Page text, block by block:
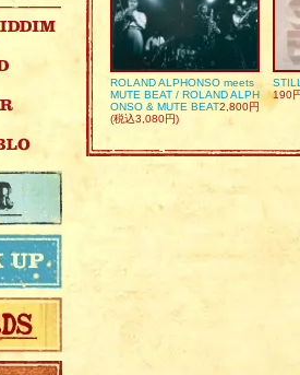
ROLAND ALPHONSO meets
MUTE BEAT / ROLAND ALPH
ONSO & MUTE BEAT2,800円
(税込3,080円)
190